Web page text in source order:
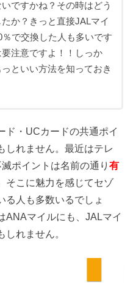
ですかね？その時はどう
か？きっと直接JALマイ
で交換した人も多いです
注意ですよ！！しっか
といい方法を知っておき
ド・UCカードの共通ポイ
しれません。最近はテレ
ポイントは名前の通り有
そこに魅力を感じてセゾ
る人も多数いるでしょ
ANAマイルにも、JALマイ
れません。